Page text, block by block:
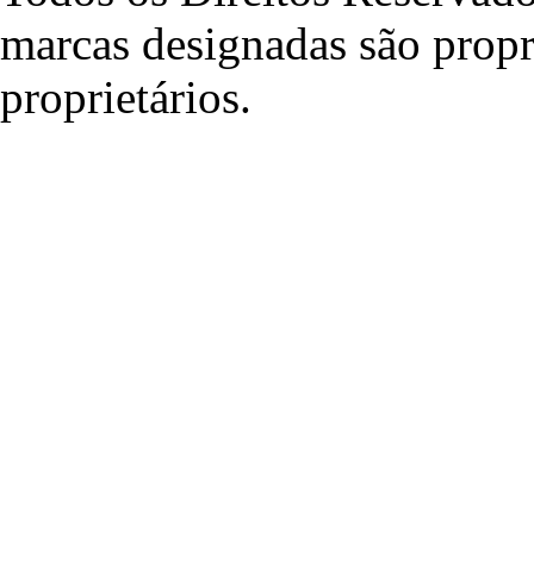
marcas designadas são
proprietários.